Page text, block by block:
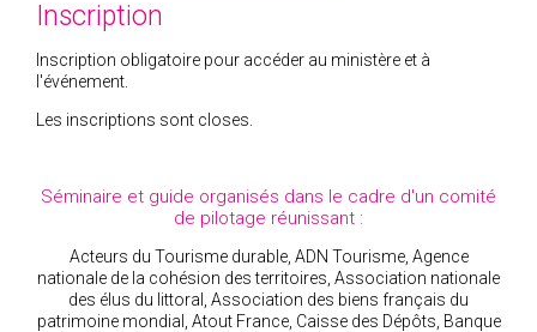
Inscription
Inscription obligatoire pour accéder au ministère et à
l'événement.
Les inscriptions sont closes.
Séminaire et guide organisés dans le cadre d'un comité
de pilotage réunissant :
Acteurs du Tourisme durable, ADN Tourisme, Agence
nationale de la cohésion des territoires, Association nationale
des élus du littoral, Association des biens français du
patrimoine mondial, Atout France, Caisse des Dépôts, Banque